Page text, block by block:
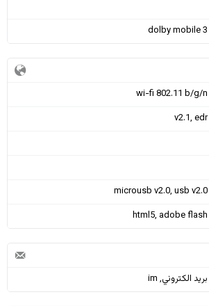
dolby mobile 3
wi-fi 802.11 b/g/n
v2.1, edr
microusb v2.0, usb v2.0
html5, adobe flash
بريد الكتروني, im